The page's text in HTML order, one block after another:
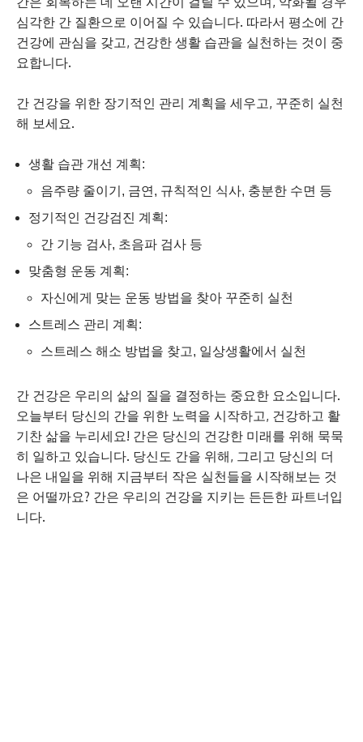
심각한 간 질환으로 이어질 수 있습니다. 따라서 평소에 간
건강에 관심을 갖고, 건강한 생활 습관을 실천하는 것이 중
요합니다.
간 건강을 위한 장기적인 관리 계획을 세우고, 꾸준히 실천
해 보세요.
생활 습관 개선 계획:
음주량 줄이기, 금연, 규칙적인 식사, 충분한 수면 등
정기적인 건강검진 계획:
간 기능 검사, 초음파 검사 등
맞춤형 운동 계획:
자신에게 맞는 운동 방법을 찾아 꾸준히 실천
스트레스 관리 계획:
스트레스 해소 방법을 찾고, 일상생활에서 실천
간 건강은 우리의 삶의 질을 결정하는 중요한 요소입니다.
오늘부터 당신의 간을 위한 노력을 시작하고, 건강하고 활
기찬 삶을 누리세요! 간은 당신의 건강한 미래를 위해 묵묵
히 일하고 있습니다. 당신도 간을 위해, 그리고 당신의 더
나은 내일을 위해 지금부터 작은 실천들을 시작해보는 것
은 어떨까요? 간은 우리의 건강을 지키는 든든한 파트너입
니다.